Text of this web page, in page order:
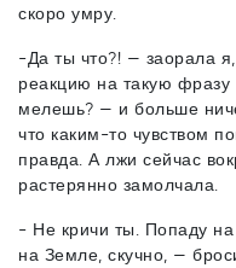
скоро умру.
-Да ты что?! — заорала
реакцию на такую фразу
мелешь? — и больше
что каким-то чувством
правда. А лжи сейчас
растерянно замолчала.
- Не кричи ты. Попаду на
на Земле, скучно, —